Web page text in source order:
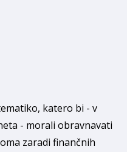
lahko potemtakem
se bo torej 7,5 ur.
slik in video posnetkov,
objavljali tudi vse, kar se
Sonjak in njegova
katero bi - v
- morali obravnavati
zaradi finančnih